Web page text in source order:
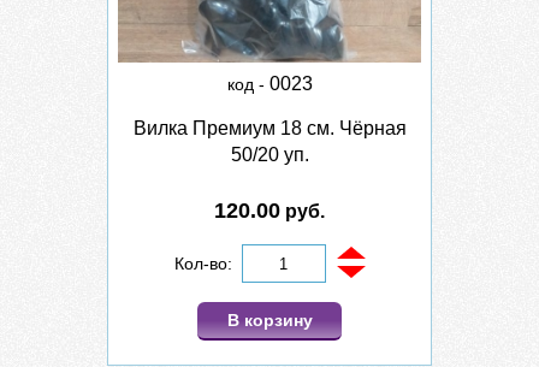
код - 0023
Вилка Премиум 18 см. Чёрная
50/20 уп.
120.00 руб.
Кол-во:
В корзину